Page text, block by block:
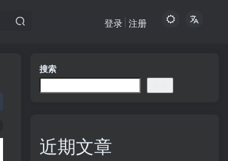
登录 注册
搜索
近期文章